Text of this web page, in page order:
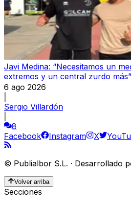
Javi Medina: “Necesitamos un
extremos y un central zurdo más”
6 ago 2026
Sergio Villardón
8
Facebook
Instagram X
© Publialbor S.L. · Desarrollado
Volver arriba
Secciones